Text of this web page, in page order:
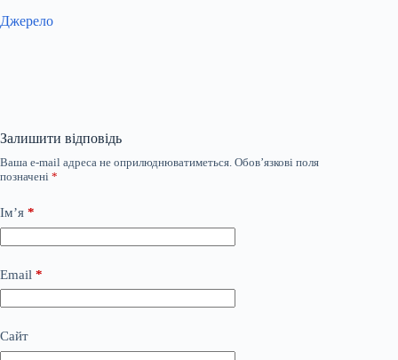
Джерело
Залишити відповідь
Ваша e-mail адреса не оприлюднюватиметься. Обов’язкові поля
позначені *
Ім’я *
Email *
Сайт